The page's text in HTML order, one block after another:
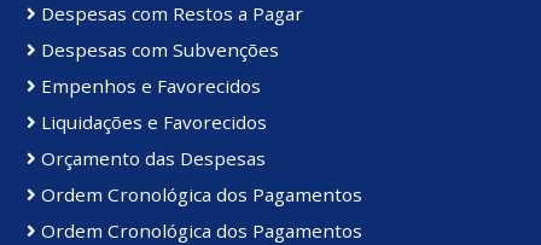
Despesas com Restos a Pagar
Despesas com Subvenções
Empenhos e Favorecidos
Liquidações e Favorecidos
Orçamento das Despesas
Ordem Cronológica dos Pagamentos
Ordem Cronológica dos Pagamentos